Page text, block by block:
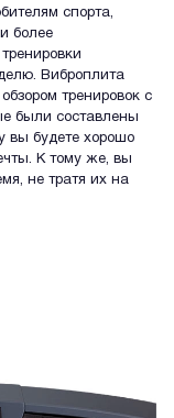
спорта,
более
Виброплита
тренировок с
были составлены
вы будете хорошо
К тому же, вы
не тратя их на